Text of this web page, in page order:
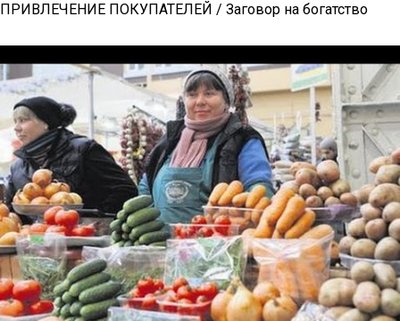
ПРИВЛЕЧЕНИЕ ПОКУПАТЕЛЕЙ / Заговор на богатство